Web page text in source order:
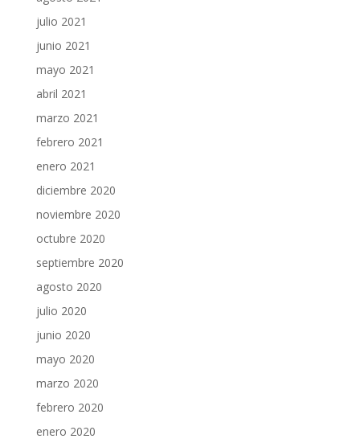
julio 2021
junio 2021
mayo 2021
abril 2021
marzo 2021
febrero 2021
enero 2021
diciembre 2020
noviembre 2020
octubre 2020
septiembre 2020
agosto 2020
julio 2020
junio 2020
mayo 2020
marzo 2020
febrero 2020
enero 2020